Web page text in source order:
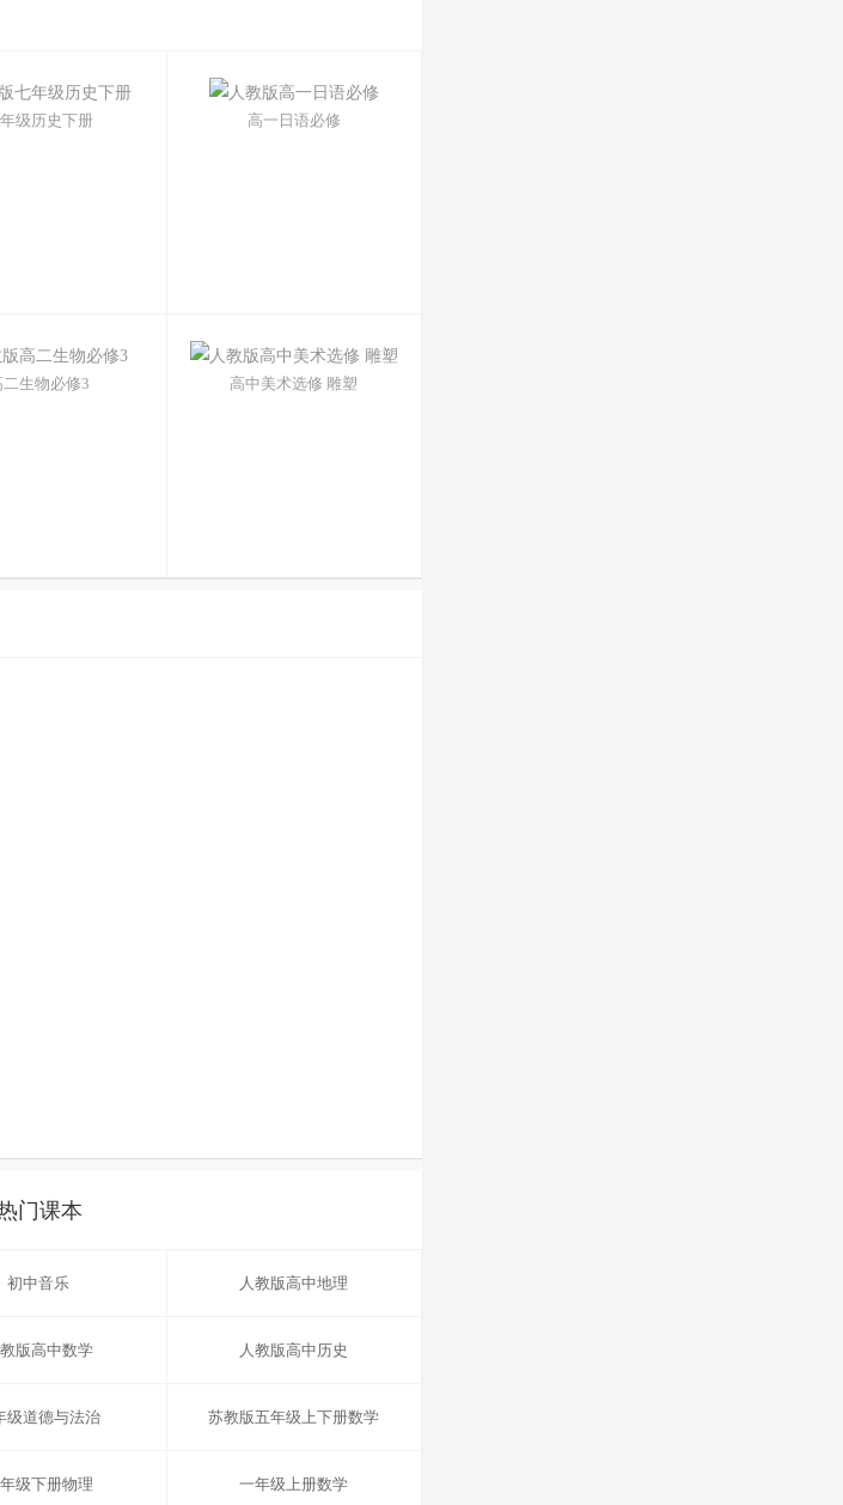
级历史下册 高一日语必修
二生物必修3 高中美术选修 雕塑
门课本
初中音乐 人教版高中地理
教版高中数学 人教版高中历史
级道德与法治 苏教版五年级上下册数学
级下册物理 一年级上册数学